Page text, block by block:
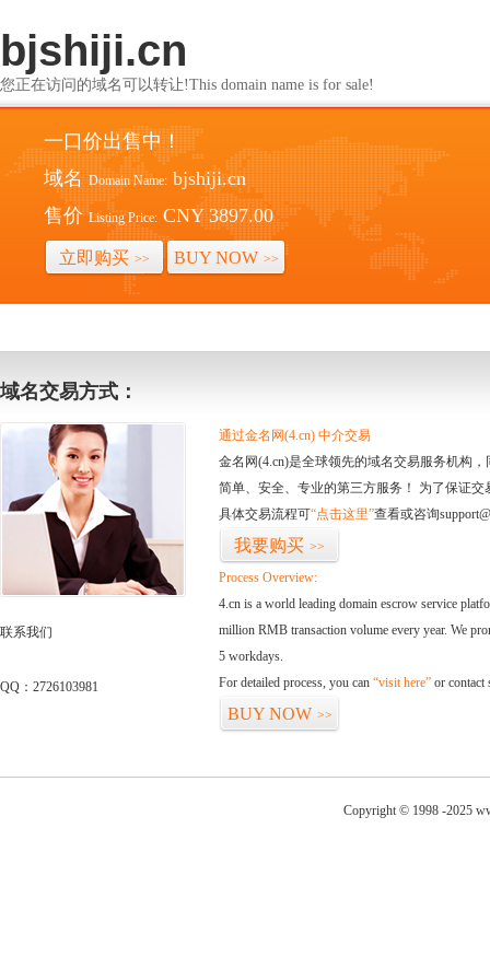
bjshiji.cn
您正在访问的域名可以转让!This domain name is for sale!
一口价出售中！
域名 Domain Name: bjshiji.cn
售价 Listing Price: CNY 3897.00
立即购买 >> BUY NOW >>
域名交易方式：
联系我们
QQ：2726103981
通过金名网(4.cn) 中介交易
金名网(4.cn)是全球领先的域名交易服务机构
简单、安全、专业的第三方服务！ 为了保证
具体交易流程可“点击这里”查看或咨询
我要购买 >>
Process Overview:
4.cn is a world leading domain escrow service
million RMB transaction volume every year. We
5 workdays.
For detailed process, you can “visit here” or contact
BUY NOW >>
Copyright © 1998 -2025